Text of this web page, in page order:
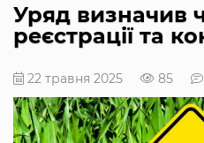
Уряд визначив
реєстрації та
22 травня 2025 85